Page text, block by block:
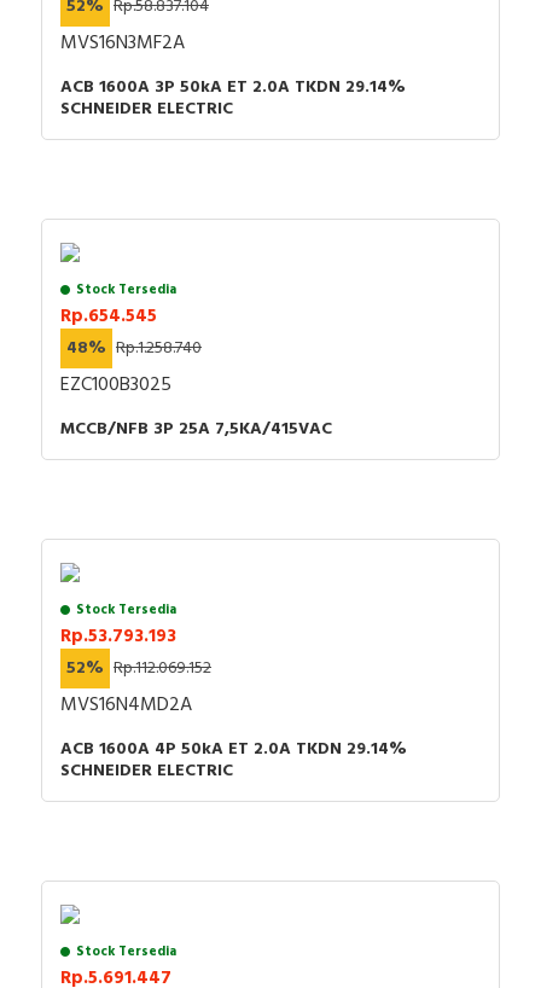
52% Rp.58.837.104
MVS16N3MF2A
ACB 1600A 3P 50kA ET 2.0A TKDN 29.14%
SCHNEIDER ELECTRIC
Stock Tersedia
Rp.654.545
48% Rp.1.258.740
EZC100B3025
MCCB/NFB 3P 25A 7,5KA/415VAC
Stock Tersedia
Rp.53.793.193
52% Rp.112.069.152
MVS16N4MD2A
ACB 1600A 4P 50kA ET 2.0A TKDN 29.14%
SCHNEIDER ELECTRIC
Stock Tersedia
Rp.5.691.447